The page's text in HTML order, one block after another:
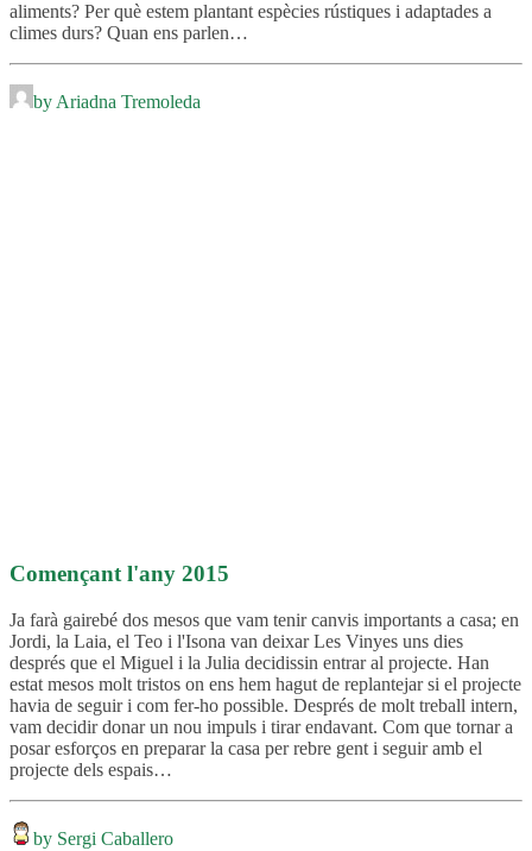
aliments? Per què estem plantant espècies rústiques i adaptades a
climes durs? Quan ens parlen…
by Ariadna Tremoleda
Començant l'any 2015
Ja farà gairebé dos mesos que vam tenir canvis importants a casa; en
Jordi, la Laia, el Teo i l'Isona van deixar Les Vinyes uns dies
després que el Miguel i la Julia decidissin entrar al projecte. Han
estat mesos molt tristos on ens hem hagut de replantejar si el projecte
havia de seguir i com fer-ho possible. Després de molt treball intern,
vam decidir donar un nou impuls i tirar endavant. Com que tornar a
posar esforços en preparar la casa per rebre gent i seguir amb el
projecte dels espais…
by Sergi Caballero